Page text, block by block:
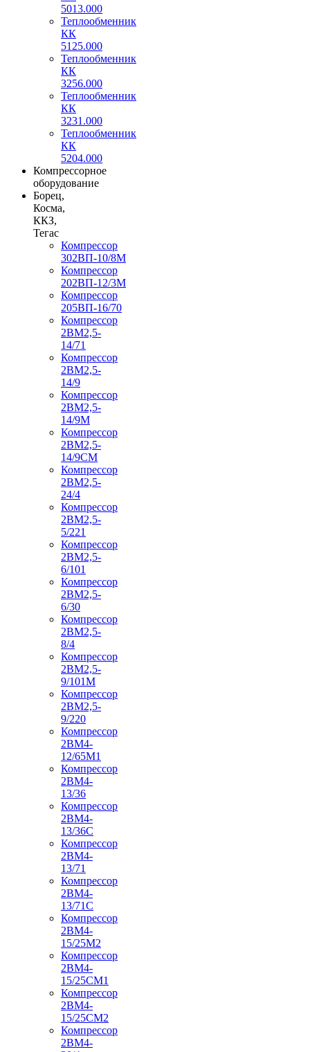
5013.000
Теплообменник
КК
5125.000
Теплообменник
КК
3256.000
Теплообменник
КК
3231.000
Теплообменник
КК
5204.000
Компрессорное
оборудование
Борец,
Косма,
ККЗ,
Тегас
Компрессор
302ВП-10/8М
Компрессор
202ВП-12/3М
Компрессор
205ВП-16/70
Компрессор
2ВМ2,5-
14/71
Компрессор
2ВМ2,5-
14/9
Компрессор
2ВМ2,5-
14/9М
Компрессор
2ВМ2,5-
14/9СМ
Компрессор
2ВМ2,5-
24/4
Компрессор
2ВМ2,5-
5/221
Компрессор
2ВМ2,5-
6/101
Компрессор
2ВМ2,5-
6/30
Компрессор
2ВМ2,5-
8/4
Компрессор
2ВМ2,5-
9/101М
Компрессор
2ВМ2,5-
9/220
Компрессор
2ВМ4-
12/65М1
Компрессор
2ВМ4-
13/36
Компрессор
2ВМ4-
13/36С
Компрессор
2ВМ4-
13/71
Компрессор
2ВМ4-
13/71С
Компрессор
2ВМ4-
15/25М2
Компрессор
2ВМ4-
15/25СМ1
Компрессор
2ВМ4-
15/25СМ2
Компрессор
2ВМ4-